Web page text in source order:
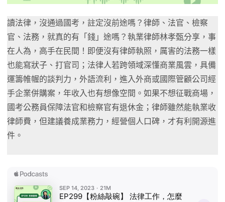
讀法律，沒通過國考，註定沒前途嗎？律師、法官、檢察
官、法務，就真的有「錢」途嗎？執業律師林孝甄分享，事
在人為，高手在民間！即便沒有律師執照，厲害的法務一樣
也能寫狀子、打官司；法律人若跨領域深懂商業風雲，具備
運籌帷幄的談判力，外語流利，進入外商或國際管顧公司經
手企業併購案，年收入也有想像空間。如果不想征戰商場，
國考公務員保障法官和檢察官有退休金；律師雖然能執業收
律師費，但建議養成業務力，經營個人口碑，才有利開源進
件。